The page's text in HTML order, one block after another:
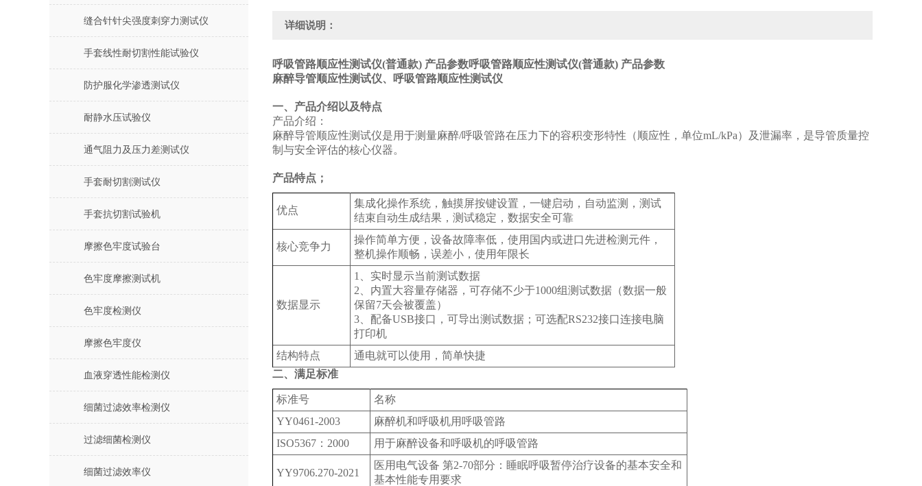
缝合针针尖强度刺穿力测试仪
手套线性耐切割性能试验仪
防护服化学渗透测试仪
耐静水压试验仪
通气阻力及压力差测试仪
手套耐切割测试仪
手套抗切割试验机
摩擦色牢度试验台
色牢度摩擦测试机
色牢度检测仪
摩擦色牢度仪
血液穿透性能检测仪
细菌过滤效率检测仪
过滤细菌检测仪
细菌过滤效率仪
详细说明：
呼吸管路顺应性测试仪(普通款) 产品参数呼吸管路顺应性测试仪(普通款) 产品参数
麻醉导管顺应性测试仪、呼吸管路顺应性测试仪
‌一、产品介绍以及特点
产品介绍：
麻醉导管顺应性测试仪是用于测量麻醉/呼吸管路在压力下的容积变形特性（顺应性，单位mL/kPa）及泄漏率，是导管质量控
制与安全评估的核心仪器。
产品特点；
优点
集成化操作系统，触摸屏按键设置，一键启动，自动监测，测试
结束自动生成结果，测试稳定，数据安全可靠
核心竞争力
操作简单方便，设备故障率低，使用国内或进口先进检测元件，
整机操作顺畅，误差小，使用年限长
数据显示
1、实时显示当前测试数据
2、内置大容量存储器，可存储不少于1000组测试数据（数据一般
保留7天会被覆盖）
3、配备USB接口，可导出测试数据；可选配RS232接口连接电脑
打印机
结构特点
通电就可以使用，简单快捷
二、满足标准
标准号
名称
YY0461-2003
麻醉机和呼吸机用呼吸管路
ISO5367：2000
用于麻醉设备和呼吸机的呼吸管路
YY9706.270-2021
医用电气设备 第2-70部分：睡眠呼吸暂停治疗设备的基本安全和
基本性能专用要求